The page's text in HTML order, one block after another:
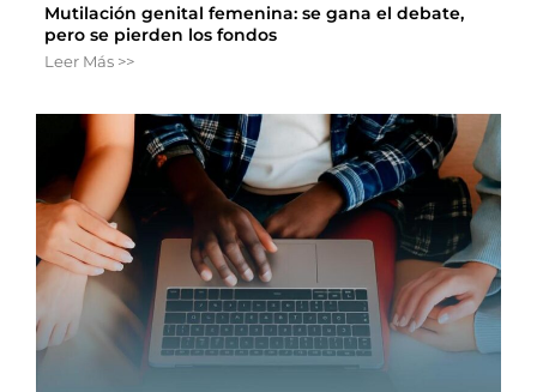
Mutilación genital femenina: se gana el debate,
pero se pierden los fondos
Leer Más >>